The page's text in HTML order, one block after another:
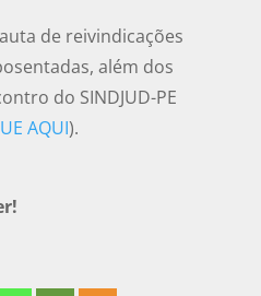
de reivindicações
além dos
do SINDJUD-PE
AQUI).